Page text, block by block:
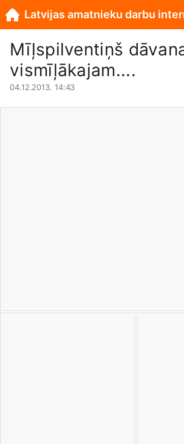
Mīļspilventiņš
vismīļākajam....
04.12.2013. 14:43